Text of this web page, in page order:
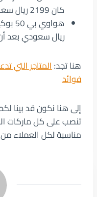
كان 2199 ريال سعودي.
ريال سعودي بعد أن كان 6498
هنا تجد:المتاجر التي
فوائد
إلى هنا نكون قد بينا
تنصب على كل ماركات
مناسبة لكل العملاء